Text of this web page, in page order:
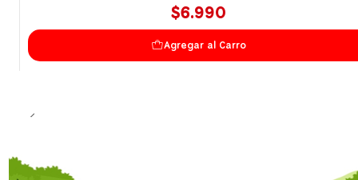
$6.990
Agregar al Carro